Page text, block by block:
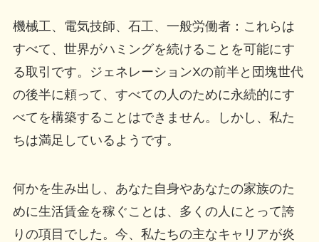
機械工、電気技師、石工、一般労働者：これらは
すべて、世界がハミングを続けることを可能にす
る取引です。ジェネレーションXの前半と団塊世代
の後半に頼って、すべての人のために永続的にす
べてを構築することはできません。しかし、私た
ちは満足しているようです。
何かを生み出し、あなた自身やあなたの家族のた
めに生活賃金を稼ぐことは、多くの人にとって誇
りの項目でした。今、私たちの主なキャリアが炎